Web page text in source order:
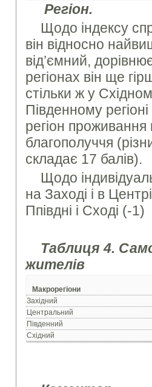
Регіон.
Щодо індексу
він відносно
від’ємний,
регіонах він ще
стільки ж у
Південному
регіон проживання
благополуччя
складає 17 балів).
Щодо
на Заході і в
Ппівдні і Сході (-1)
Таблиця 4.
жителів
Макрорегіони
Західний
Центральний
Південний
Східний